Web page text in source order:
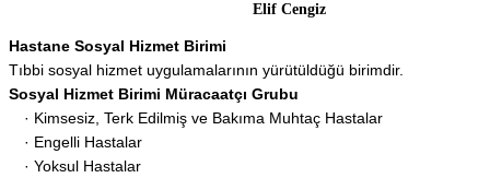
Elif Cengiz
Hastane Sosyal Hizmet Birimi
Tıbbi sosyal hizmet uygulamalarının yürütüldüğü birimdir.
Sosyal Hizmet Birimi Müracaatçı Grubu
· Kimsesiz, Terk Edilmiş ve Bakıma Muhtaç Hastalar
· Engelli Hastalar
· Yoksul Hastalar